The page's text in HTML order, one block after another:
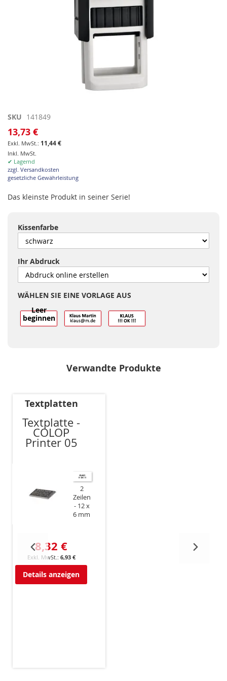
Zum
der
Bildgalerie
springen
SKU 141849
13,73 €
11,44 €
Inkl. MwSt.
✔ Lagernd
zzgl. Versandkosten
gesetzliche Gewährleistung
Das kleinste Produkt in seiner Serie!
Kissenfarbe
Ihr Abdruck
WÄHLEN SIE EINE VORLAGE AUS
Leer
beginnen
Verwandte Produkte
Textplatten
Textplatte -
COLOP
Printer 05
2
Zeilen
12 x
6 mm
8,32 €
6,93 €
Details anzeigen